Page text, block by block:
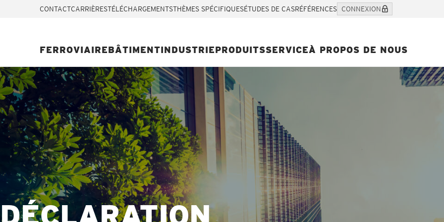
CONTACTCARRIÈRESTÉLÉCHARGEMENTSTHÈMES SPÉCIFIQUESÉTUDES DE CASRÉFÉRENCES CONNEXION
FERROVIAIREBÂTIMENTINDUSTRIEPRODUITSSERVICEÀ PROPOS DE NOUS
DÉCLARATION